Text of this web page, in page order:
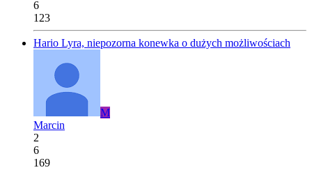
6
123
Hario Lyra, niepozorna konewka o dużych możliwościach
M
Marcin
2
6
169